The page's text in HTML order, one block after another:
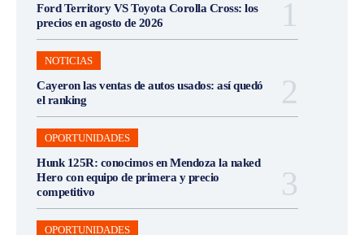
Ford Territory VS Toyota Corolla Cross: los
precios en agosto de 2026
NOTICIAS
Cayeron las ventas de autos usados: así quedó
el ranking
OPORTUNIDADES
Hunk 125R: conocimos en Mendoza la naked
Hero con equipo de primera y precio
competitivo
OPORTUNIDADES